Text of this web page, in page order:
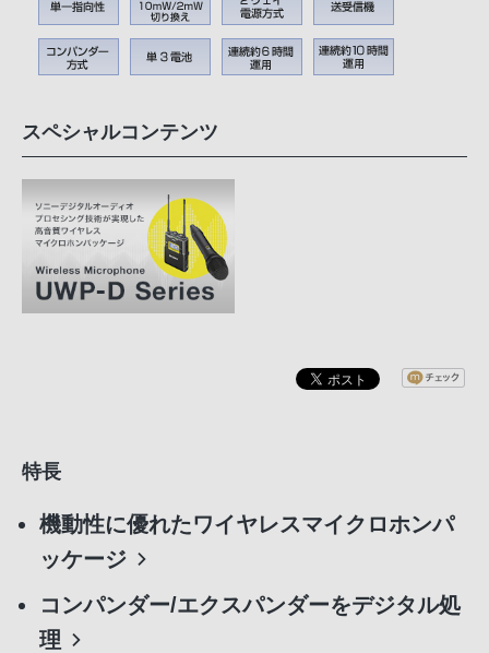
スペシャルコンテンツ
特長
機動性に優れたワイヤレスマイクロホンパ
ッケージ
コンパンダー/エクスパンダーをデジタル処
理